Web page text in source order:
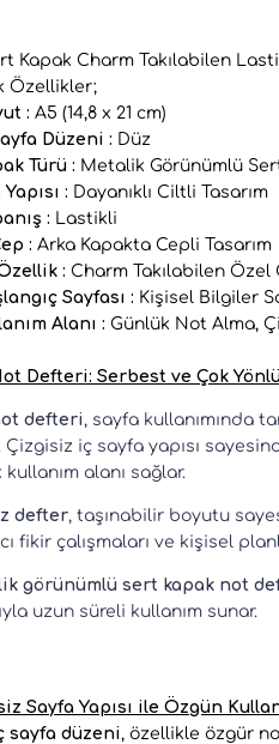
Kapak Charm Takılabilen
Özellikler;
: A5 (14,8 x 21 cm)
Düzeni : Düz
Türü : Metalik Görünümlü
: Dayanıklı Ciltli Tasarım
: Lastikli
: Arka Kapakta Cepli Tasarım
: Charm Takılabilen Özel
Sayfası : Kişisel Bilgiler
Alanı : Günlük Not Alma,
Defteri: Serbest ve Çok
defteri , sayfa kullanımında
Çizgisiz iç sayfa yapısı
kullanım alanı sağlar.
defter, taşınabilir boyutu
fikir çalışmaları ve kişisel
görünümlü sert kapak not
uzun süreli kullanım sunar.
Sayfa Yapısı ile Özgün
sayfa düzeni, özellikle özgür